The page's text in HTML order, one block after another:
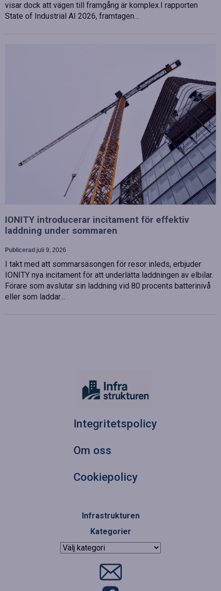
visar dock att vägen till framgång är komplex.I rapporten
State of Industrial AI 2026, framtagen…
IONITY introducerar incitament för effektiv
laddning under sommaren
Publicerad juli 9, 2026
I takt med att sommarsäsongen för resor inleds, erbjuder
IONITY nya incitament för att underlätta laddningen av elbilar.
Förare som avslutar sin laddning vid 80 procents batterinivå
eller som laddar…
Integritetspolicy
Om oss
Cookiepolicy
Infrastrukturen
Kategorier
Kategorier